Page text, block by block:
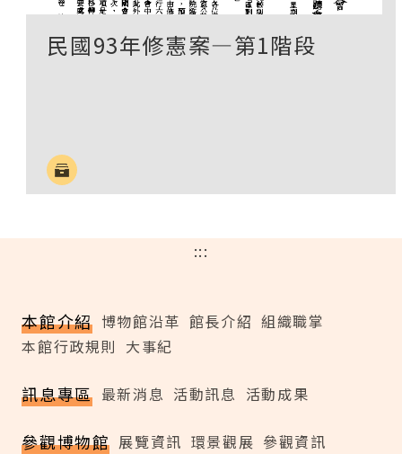
民國93年修憲案―第1階段
:::
本館介紹 博物館沿革 館長介紹 組織職掌
本館行政規則 大事紀
訊息專區 最新消息 活動訊息 活動成果
參觀博物館 展覽資訊 環景觀展 參觀資訊